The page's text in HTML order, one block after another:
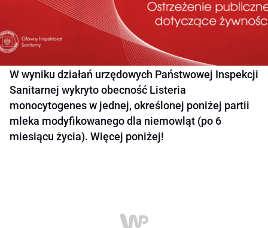
W wyniku działań urzędowych Państwowej Inspekcji
Sanitarnej wykryto obecność Listeria
monocytogenes w jednej, określonej poniżej partii
mleka modyfikowanego dla niemowląt (po 6
miesiącu życia). Więcej poniżej!